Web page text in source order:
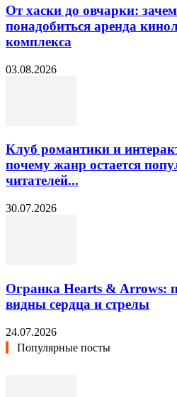
От хаски до овчарки:
понадобиться аренда
комплекса
03.08.2026
Клуб романтики и
почему жанр остается
читателей...
30.07.2026
Огранка Hearts & Arrows:
видны сердца и стрелы
24.07.2026
Популярные посты